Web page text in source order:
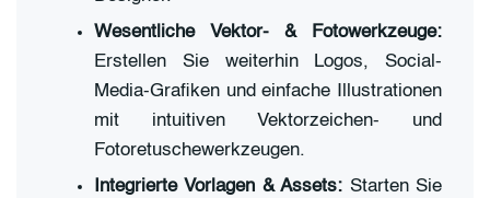
Wesentliche Vektor- & Fotowerkzeuge:
Erstellen Sie weiterhin Logos, Social-
Media-Grafiken und einfache Illustrationen
mit intuitiven Vektorzeichen- und
Fotoretuschewerkzeugen.
Integrierte Vorlagen & Assets: Starten Sie